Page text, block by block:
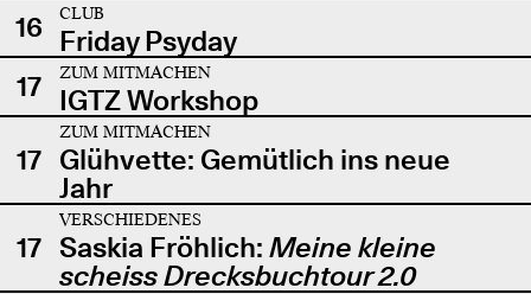
16
CLUB
Friday Psyday
17
ZUM MITMACHEN
IGTZ Workshop
17
ZUM MITMACHEN
Glühvette: Gemütlich ins neue
Jahr
17
VERSCHIEDENES
Saskia Fröhlich: Meine kleine
scheiss Drecksbuchtour 2.0